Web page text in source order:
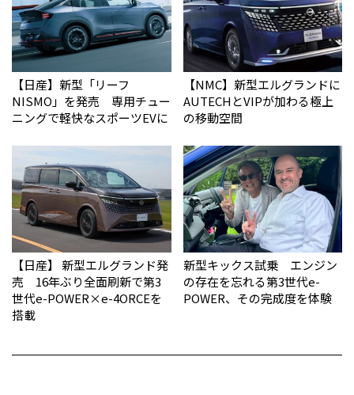
【日産】新型「リーフ
NISMO」を発売 専用チュー
ニングで軽快なスポーツEVに
【NMC】新型エルグランドに
AUTECHとVIPが加わる極上
の移動空間
【日産】 新型エルグランド発
売 16年ぶり全面刷新で第3
世代e-POWER×e-4ORCEを
搭載
新型キックス試乗 エンジン
の存在を忘れる第3世代e-
POWER、その完成度を体験